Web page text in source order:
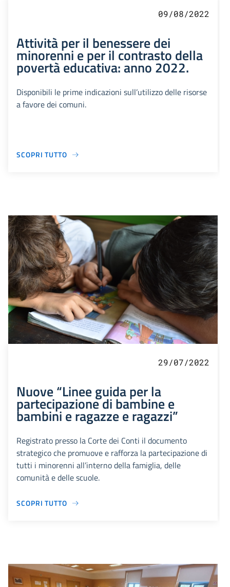
09/08/2022
Attività per il benessere dei
minorenni e per il contrasto della
povertà educativa: anno 2022.
Disponibili le prime indicazioni sull’utilizzo delle risorse
a favore dei comuni.
SCOPRI TUTTO
29/07/2022
Nuove “Linee guida per la
partecipazione di bambine e
bambini e ragazze e ragazzi”
Registrato presso la Corte dei Conti il documento
strategico che promuove e rafforza la partecipazione di
tutti i minorenni all’interno della famiglia, delle
comunità e delle scuole.
SCOPRI TUTTO